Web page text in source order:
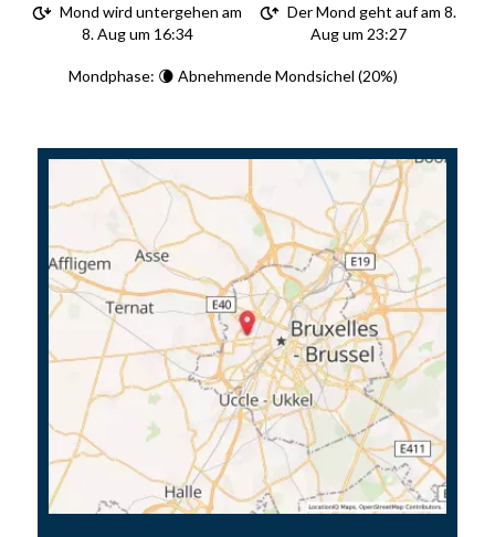
Mond wird untergehen am
8. Aug um 16:34
Der Mond geht auf am 8.
Aug um 23:27
Mondphase: 🌘 Abnehmende Mondsichel (20%)